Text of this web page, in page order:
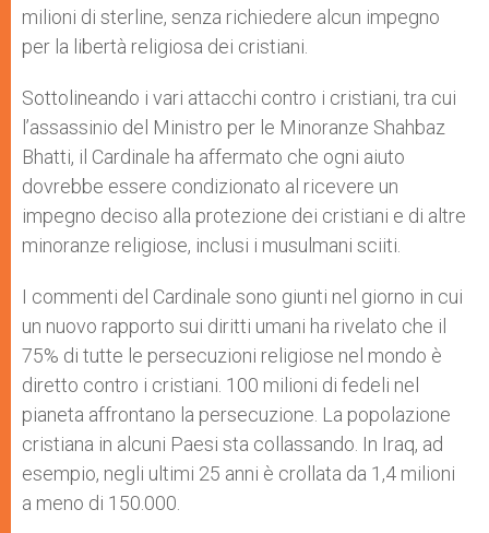
milioni di sterline, senza richiedere alcun impegno
per la libertà religiosa dei cristiani.
Sottolineando i vari attacchi contro i cristiani, tra cui
l’assassinio del Ministro per le Minoranze Shahbaz
Bhatti, il Cardinale ha affermato che ogni aiuto
dovrebbe essere condizionato al ricevere un
impegno deciso alla protezione dei cristiani e di altre
minoranze religiose, inclusi i musulmani sciiti.
I commenti del Cardinale sono giunti nel giorno in cui
un nuovo rapporto sui diritti umani ha rivelato che il
75% di tutte le persecuzioni religiose nel mondo è
diretto contro i cristiani. 100 milioni di fedeli nel
pianeta affrontano la persecuzione. La popolazione
cristiana in alcuni Paesi sta collassando. In Iraq, ad
esempio, negli ultimi 25 anni è crollata da 1,4 milioni
a meno di 150.000.